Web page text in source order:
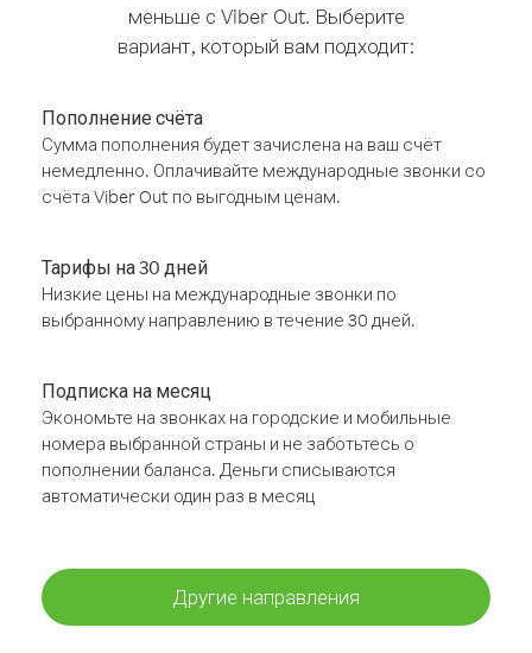
меньше с Viber Out. Выберите
вариант, который вам подходит:
Пополнение счёта
Сумма пополнения будет зачислена на ваш счёт
немедленно. Оплачивайте международные звонки со
счёта Viber Out по выгодным ценам.
Тарифы на 30 дней
Низкие цены на международные звонки по
выбранному направлению в течение 30 дней.
Подписка на месяц
Экономьте на звонках на городские и мобильные
номера выбранной страны и не заботьтесь о
пополнении баланса. Деньги списываются
автоматически один раз в месяц
Другие направления